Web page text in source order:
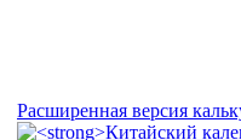
Расширенная версия